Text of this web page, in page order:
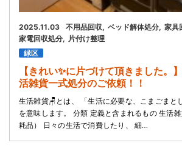
2025.11.03 不用品回収 ベッド解体処分 家具
家電回収処分
片付け整理
緑区
【きれい✨に片づけて頂きました。
活雑貨一式処分のご依頼！！
生活雑貨🪑とは、 「生活に必要な、こまごまと
を意味します。 分類 定義と含まれるもの 生活
耗品） 日々の生活で消費したり、 細…